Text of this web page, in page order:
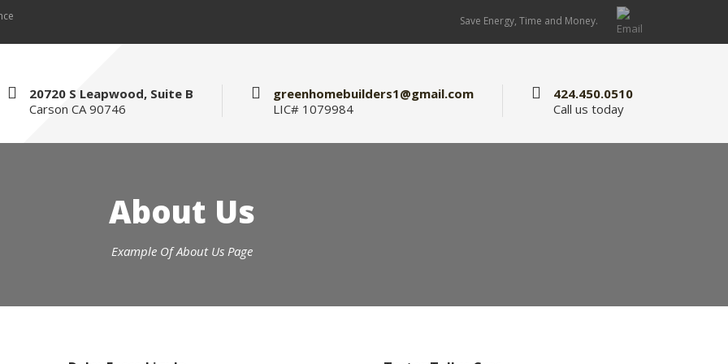
Save Energy, Time and Money.
20720 S Leapwood, Suite B
Carson CA 90746
greenhomebuilders1@gmail.com
LIC# 1079984
424.450.0510
Call us today
About Us
Example Of About Us Page